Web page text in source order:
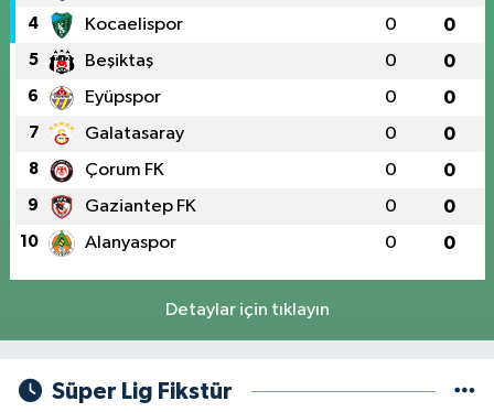
4 Kocaelispor 0 0
5 Beşiktaş 0 0
6 Eyüpspor 0 0
7 Galatasaray 0 0
8 Çorum FK 0 0
9 Gaziantep FK 0 0
10 Alanyaspor 0 0
Detaylar için tıklayın
Süper Lig Fikstür